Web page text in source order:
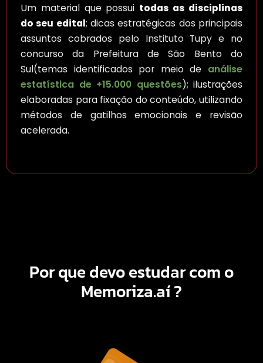
Um material que possui todas as disciplinas
do seu edital; dicas estratégicas dos principais
assuntos cobrados pelo Instituto Tupy e no
concurso da Prefeitura de São Bento do
Sul(temas identificados por meio de análise
estatística de +15.000 questões); ilustrações
elaboradas para fixação do conteúdo, utilizando
métodos de gatilhos emocionais e revisão
acelerada.
Por que devo estudar com o
Memoriza.aí?